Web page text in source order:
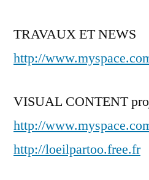
TRAVAUX ET NEWS
http://
VISUAL CONTENT
http://
http://loeilpartoo.free.fr